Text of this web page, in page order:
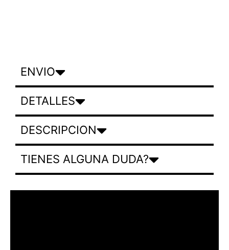
ENVIO
DETALLES
DESCRIPCION
TIENES ALGUNA DUDA?